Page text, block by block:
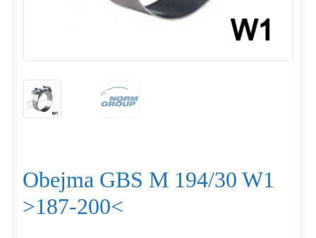
Zwroty i reklamacje
Obejma GBS M 194/30 W1
>187-200<